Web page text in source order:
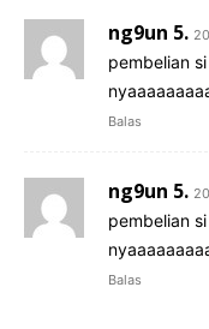
ng9un 5.
pembelian
Balas
ng9un 5.
pembelian
Balas